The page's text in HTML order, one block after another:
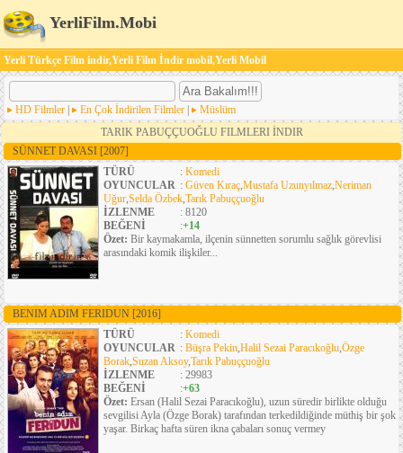
YerliFilm.Mobi
Yerli Türkçe Film indir,Yerli Film İndir mobil,Yerli Mobil
HD Filmler En Çok İndirilen Filmler
Müslüm
TARIK PABUÇÇUOĞLU FILMLERI İNDIR
SÜNNET DAVASI [2007]
TÜRÜ
: Komedi
OYUNCULAR : Güven Kıraç,Mustafa Uzunyılmaz,Neriman
Uğur,Selda Özbek,Tarık Pabuççuoğlu
İZLENME
: 8120
BEĞENİ
:+14
Özet: Bir kaymakamla, ilçenin sünnetten sorumlu sağlık görevlisi
arasındaki komik ilişkiler...
BENIM ADIM FERIDUN [2016]
TÜRÜ
: Komedi
OYUNCULAR : Büşra Pekin,Halil Sezai Paracıkoğlu,Özge
Borak,Suzan Aksoy,Tarık Pabuççuoğlu
İZLENME
: 29983
BEĞENİ
:+63
Özet: Ersan (Halil Sezai Paracıkoğlu), uzun süredir birlikte olduğu
sevgilisi Ayla (Özge Borak) tarafından terkedildiğinde müthiş bir şok
yaşar. Birkaç hafta süren ikna çabaları sonuç vermey